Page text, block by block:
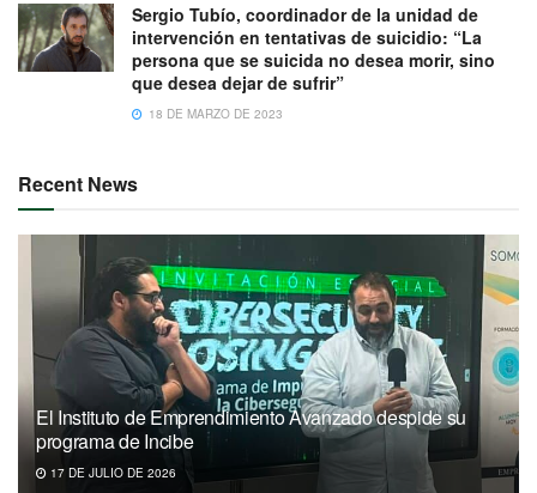
Sergio Tubío, coordinador de la unidad de
intervención en tentativas de suicidio: “La
persona que se suicida no desea morir, sino
que desea dejar de sufrir”
18 DE MARZO DE 2023
Recent News
El Instituto de Emprendimiento Avanzado despide su
programa de Incibe
17 DE JULIO DE 2026